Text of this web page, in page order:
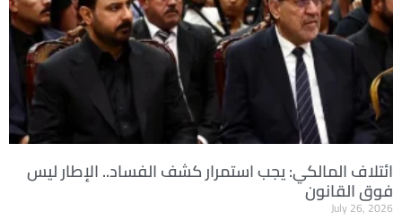
ائتلاف المالكي: يجب استمرار كشف الفساد.. الإطار ليس
فوق القانون
July 26, 2026